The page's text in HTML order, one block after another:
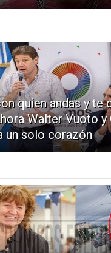
quien andas y te
Walter Vuoto y
un solo corazón